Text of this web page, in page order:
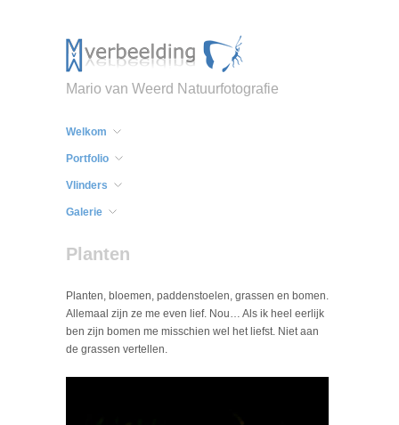
Mario van Weerd Natuurfotografie
Welkom
Portfolio
Vlinders
Galerie
Planten
Planten, bloemen, paddenstoelen, grassen en bomen.
Allemaal zijn ze me even lief. Nou… Als ik heel eerlijk
ben zijn bomen me misschien wel het liefst. Niet aan
de grassen vertellen.